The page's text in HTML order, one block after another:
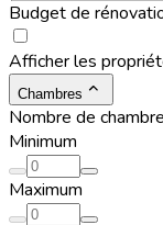
Budget de
Afficher les
Chambres
Nombre de
Minimum
Maximum